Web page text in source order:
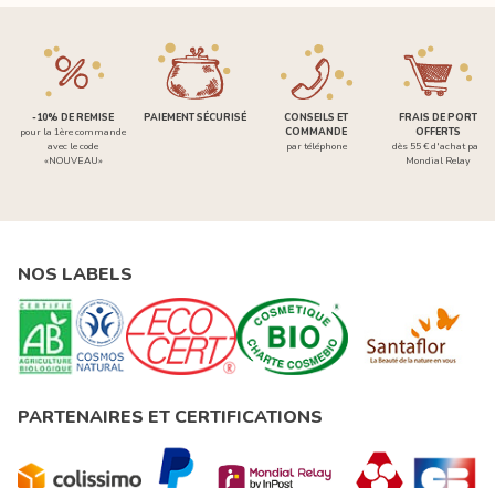
-10% DE REMISE
pour la 1ère commande
avec le code
«NOUVEAU»
PAIEMENT SÉCURISÉ
CONSEILS ET
COMMANDE
par téléphone
FRAIS DE PORT
OFFERTS
dès 55 € d'achat par
Mondial Relay
NOS LABELS
PARTENAIRES ET CERTIFICATIONS